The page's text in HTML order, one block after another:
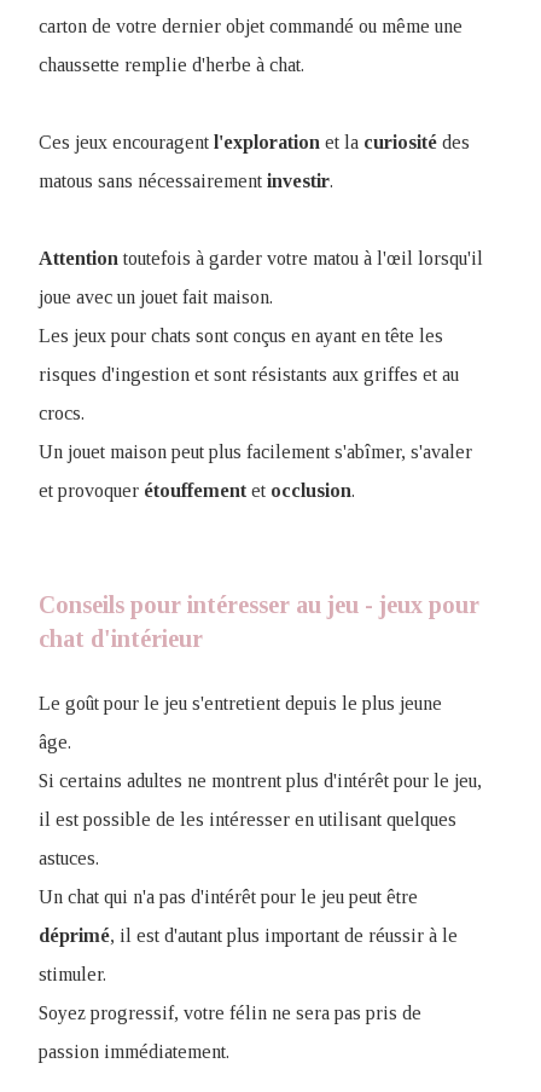
carton de votre dernier objet commandé ou même une
chaussette remplie d'herbe à chat.
Ces jeux encouragent l'exploration et la curiosité des
matous sans nécessairement investir.
Attention toutefois à garder votre matou à l'œil lorsqu'il
joue avec un jouet fait maison.
Les jeux pour chats sont conçus en ayant en tête les
risques d'ingestion et sont résistants aux griffes et au
crocs.
Un jouet maison peut plus facilement s'abîmer, s'avaler
et provoquer étouffement et occlusion.
Conseils pour intéresser au jeu - jeux pour
chat d'intérieur
Le goût pour le jeu s'entretient depuis le plus jeune
âge.
Si certains adultes ne montrent plus d'intérêt pour le jeu,
il est possible de les intéresser en utilisant quelques
astuces.
Un chat qui n'a pas d'intérêt pour le jeu peut être
déprimé, il est d'autant plus important de réussir à le
stimuler.
Soyez progressif, votre félin ne sera pas pris de
passion immédiatement.